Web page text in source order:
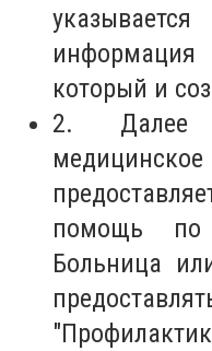
который и
2. Далее
помощь по
Больница